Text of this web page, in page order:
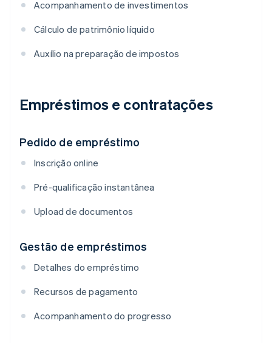
Acompanhamento de investimentos
Cálculo de patrimônio líquido
Auxílio na preparação de impostos
Empréstimos e contratações
Pedido de empréstimo
Inscrição online
Pré-qualificação instantânea
Upload de documentos
Gestão de empréstimos
Detalhes do empréstimo
Recursos de pagamento
Acompanhamento do progresso